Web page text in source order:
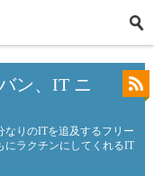
ン、IT ニ
なりのITを追及するフリー
にラクチンにしてくれるIT